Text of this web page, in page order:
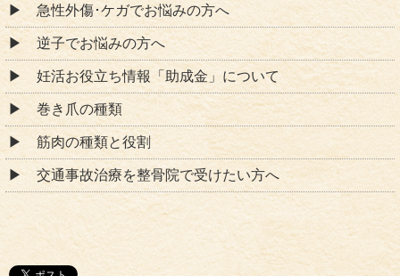
急性外傷･ケガでお悩みの方へ
逆子でお悩みの方へ
妊活お役立ち情報「助成金」について
巻き爪の種類
筋肉の種類と役割
交通事故治療を整骨院で受けたい方へ